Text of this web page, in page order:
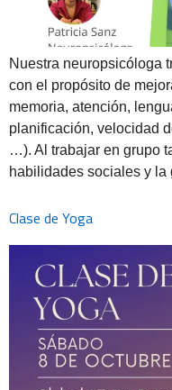
Nuestra neuropsicóloga
con el propósito de
memoria, atención,
planificación, velocidad
…). Al trabajar en grupo
habilidades sociales y la
Clase de Yoga